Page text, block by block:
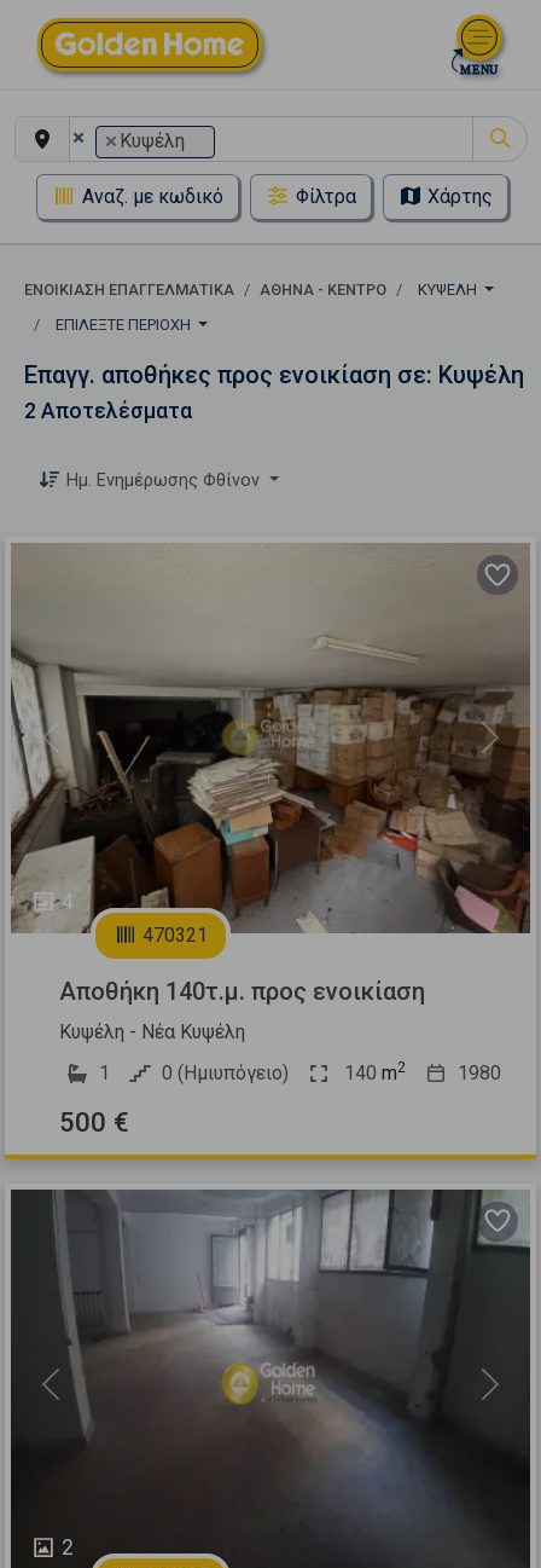
× × Κυψέλη
Αναζ. με κωδικό Φίλτρα Χάρτης
ΕΝΟΙΚΊΑΣΗ ΕΠΑΓΓΕΛΜΑΤΙΚΆ ΑΘΉΝΑ - ΚΈΝΤΡΟ
ΚΥΨΈΛΗ
ΕΠΙΛΈΞΤΕ ΠΕΡΙΟΧΉ
Επαγγ. αποθήκες προς ενοικίαση σε: Κυψέλη
2 Αποτελέσματα
Ημ. Ενημέρωσης Φθίνον
4
Previous Next
470321
Αποθήκη 140τ.μ. προς ενοικίαση
Κυψέλη - Νέα Κυψέλη
1
0 (Ημιυπόγειο) 140 m2 1980
500 €
2
Previous Next